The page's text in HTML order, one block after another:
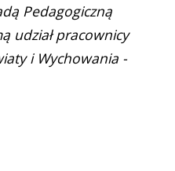
Pedagogiczną
udział pracownicy
i Wychowania -